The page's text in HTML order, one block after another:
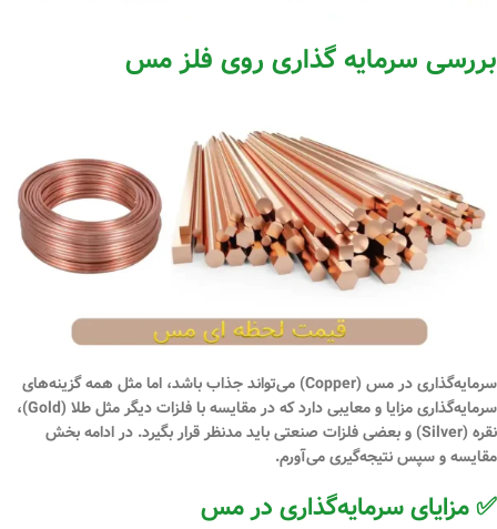
بررسی سرمایه گذاری روی فلز مس
سرمایه‌گذاری در مس (Copper) می‌تواند جذاب باشد، اما مثل همه گزینه‌های
سرمایه‌گذاریمزایا و معایبی
دارد که در مقایسه با فلزات دیگر مثل طلا (Gold)،
نقره (Silver) و بعضی فلزات صنعتی باید مدنظر قرار بگیرد. در ادامه بخش
مقایسه و سپس نتیجه‌گیری می‌آورم.
✅ مزایای سرمایه‌گذاری در مس